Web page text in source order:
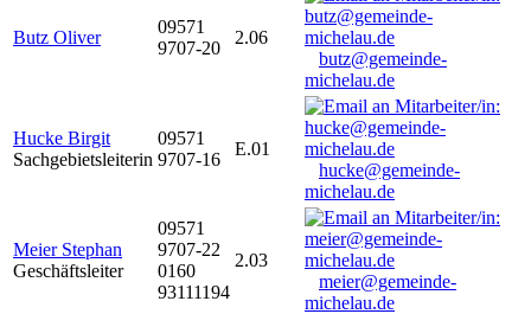
Butz Oliver
09571
9707-20
2.06
butz@gemeinde-
michelau.de
Hucke Birgit
Sachgebietsleiterin
09571
9707-16
E.01
hucke@gemeinde-
michelau.de
Meier Stephan
Geschäftsleiter
09571
9707-22
0160
93111194
2.03
meier@gemeinde-
michelau.de